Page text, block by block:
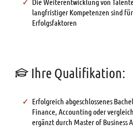
Die Weiterentwicklung von
langfristiger Kompetenzen sind
Erfolgsfaktoren
Ihre Qualifikation:
Erfolgreich abgeschlossenes
Finance, Accounting oder
ergänzt durch Master of Business